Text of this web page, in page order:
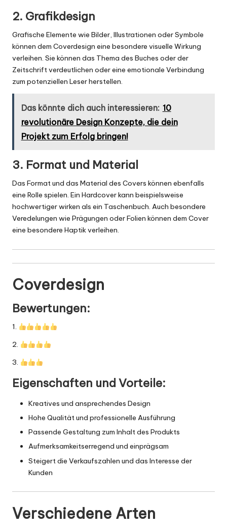
2. Grafikdesign
Grafische Elemente wie Bilder, Illustrationen oder Symbole
können dem Coverdesign eine besondere visuelle Wirkung
verleihen. Sie können das Thema des Buches oder der
Zeitschrift verdeutlichen oder eine emotionale Verbindung
zum potenziellen Leser herstellen.
Das könnte dich auch interessieren: 10
revolutionäre Design Konzepte, die dein
Projekt zum Erfolg bringen!
3. Format und Material
Das Format und das Material des Covers können ebenfalls
eine Rolle spielen. Ein Hardcover kann beispielsweise
hochwertiger wirken als ein Taschenbuch. Auch besondere
Veredelungen wie Prägungen oder Folien können dem Cover
eine besondere Haptik verleihen.
Coverdesign
Bewertungen:
1.
2.
3.
Eigenschaften und Vorteile:
Kreatives und ansprechendes Design
Hohe Qualität und professionelle Ausführung
Passende Gestaltung zum Inhalt des Produkts
Aufmerksamkeitserregend und einprägsam
Steigert die Verkaufszahlen und das Interesse der
Kunden
Verschiedene Arten